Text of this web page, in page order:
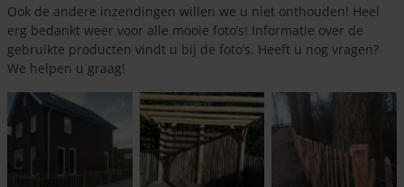
Ook de andere inzendingen willen we u niet onthouden! Heel
erg bedankt weer voor alle mooie foto’s! Informatie over de
gebruikte producten vindt u bij de foto’s. Heeft u nog vragen?
We helpen u graag!